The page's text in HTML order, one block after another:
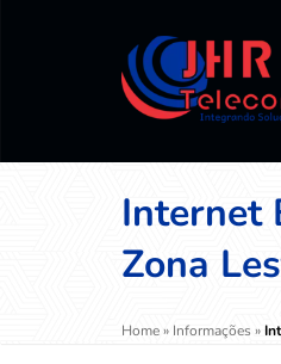
Internet
Zona
Home» Informações »